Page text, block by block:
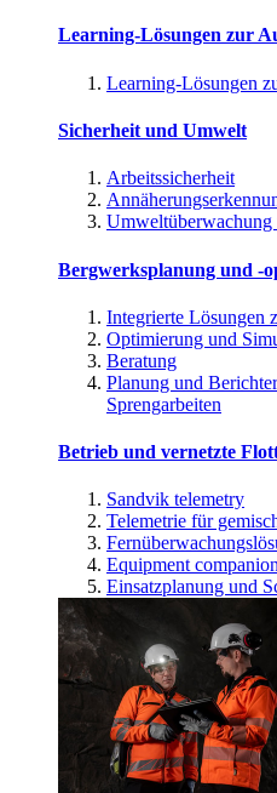
Learning-Lösungen zur
Learning-Lösungen
Sicherheit und Umwelt
Arbeitssicherheit
Bergwerksplanung und -
Integrierte Lösungen
Optimierung und
Beratung
Planung und
Sprengarbeiten
Betrieb und vernetzte
Sandvik telemetry
Telemetrie für
Equipment
Einsatzplanung und